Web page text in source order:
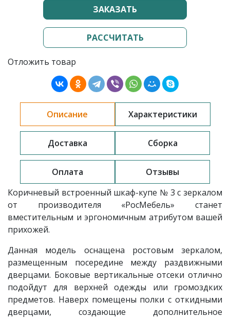
ЗАКАЗАТЬ
РАССЧИТАТЬ
Отложить товар
Описание Характеристики
Доставка Сборка
Оплата
Отзывы
Коричневый встроенный шкаф-купе № 3 с зеркалом
от производителя «РосМебель» станет
вместительным и эргономичным атрибутом вашей
прихожей.
Данная модель оснащена ростовым зеркалом,
размещенным посередине между раздвижными
дверцами. Боковые вертикальные отсеки отлично
подойдут для верхней одежды или громоздких
предметов. Наверх помещены полки с откидными
дверцами, создающие дополнительное